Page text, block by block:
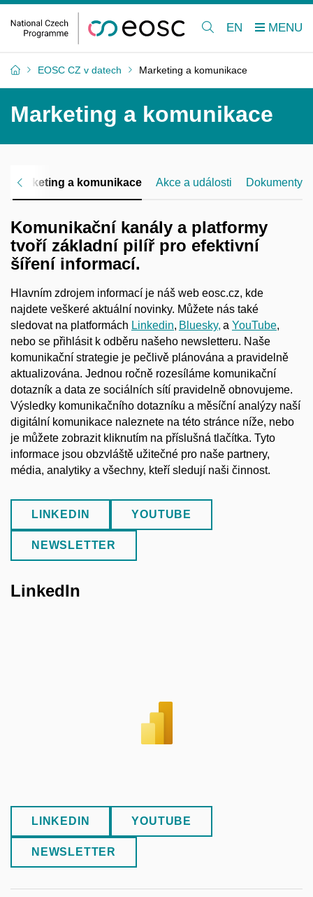
EN
EOSC CZ v datech Marketing a komunikace
Marketing a komunikace
Marketing a komunikace Akce a události Dokumenty
Komunikační kanály a platformy
tvoří základní pilíř pro efektivní
šíření informací.
Hlavním zdrojem informací je náš web eosc.cz, kde
najdete veškeré aktuální novinky. Můžete nás také
sledovat na platformách Linkedin, Bluesky, a YouTube,
nebo se přihlásit k odběru našeho newsletteru. Naše
komunikační strategie je pečlivě plánována a pravidelně
aktualizována. Jednou ročně rozesíláme komunikační
dotazník a data ze sociálních sítí pravidelně obnovujeme.
Výsledky komunikačního dotazníku a měsíční analýzy naší
digitální komunikace naleznete na této stránce níže, nebo
je můžete zobrazit kliknutím na příslušná tlačítka. Tyto
informace jsou obzvláště užitečné pro naše partnery,
média, analytiky a všechny, kteří sledují naši činnost.
LINKEDIN YOUTUBE
NEWSLETTER
LinkedIn
LINKEDIN YOUTUBE
NEWSLETTER